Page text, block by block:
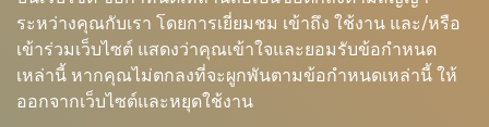
ระหว่างคุณกับเรา โดยการเยี่ยมชม เข้าถึง ใช้งาน และ/หรือ
เข้าร่วมเว็บไซต์ แสดงว่าคุณเข้าใจและยอมรับข้อกำหนด
เหล่านี้ หากคุณไม่ตกลงที่จะผูกพันตามข้อกำหนดเหล่านี้ ให้
ออกจากเว็บไซต์และหยุดใช้งาน